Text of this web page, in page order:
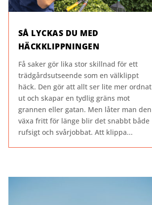
SÅ LYCKAS DU MED
HÄCKKLIPPNINGEN
Få saker gör lika stor skillnad för ett
trädgårdsutseende som en välklippt
häck. Den gör att allt ser lite mer ordnat
ut och skapar en tydlig gräns mot
grannen eller gatan. Men låter man den
växa fritt för länge blir det snabbt både
rufsigt och svårjobbat. Att klippa...